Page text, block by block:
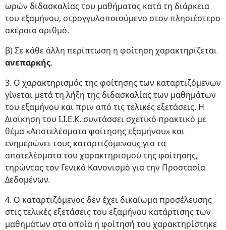
ωρών διδασκαλίας του μαθήματος κατά τη διάρκεια
του εξαμήνου, στρογγυλοποιούμενο στον πλησιέστερο
ακέραιο αριθμό.
β) Σε κάθε άλλη περίπτωση η φοίτηση χαρακτηρίζεται
ανεπαρκής.
3. Ο χαρακτηρισμός της φοίτησης των καταρτιζόμενων
γίνεται μετά τη λήξη της διδασκαλίας των μαθημάτων
του εξαμήνου και πριν από τις τελικές εξετάσεις. Η
Διοίκηση του Ι.Ι.Ε.Κ. συντάσσει σχετικό πρακτικό με
θέμα «Αποτελέσματα φοίτησης εξαμήνου» και
ενημερώνει τους καταρτιζόμενους για τα
αποτελέσματα του χαρακτηρισμού της φοίτησης,
τηρώντας τον Γενικό Κανονισμό για την Προστασία
Δεδομένων.
4. Ο καταρτιζόμενος δεν έχει δικαίωμα προσέλευσης
στις τελικές εξετάσεις του εξαμήνου κατάρτισης των
μαθημάτων στα οποία η φοίτησή του χαρακτηρίστηκε